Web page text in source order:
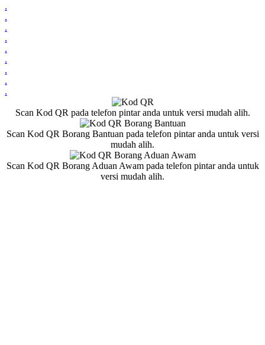
.
.
.
.
.
.
.
.
.
Scan Kod QR pada telefon pintar anda untuk versi mudah alih.
Scan Kod QR Borang Bantuan pada telefon pintar anda untuk versi
mudah alih.
Scan Kod QR Borang Aduan Awam pada telefon pintar anda untuk
versi mudah alih.